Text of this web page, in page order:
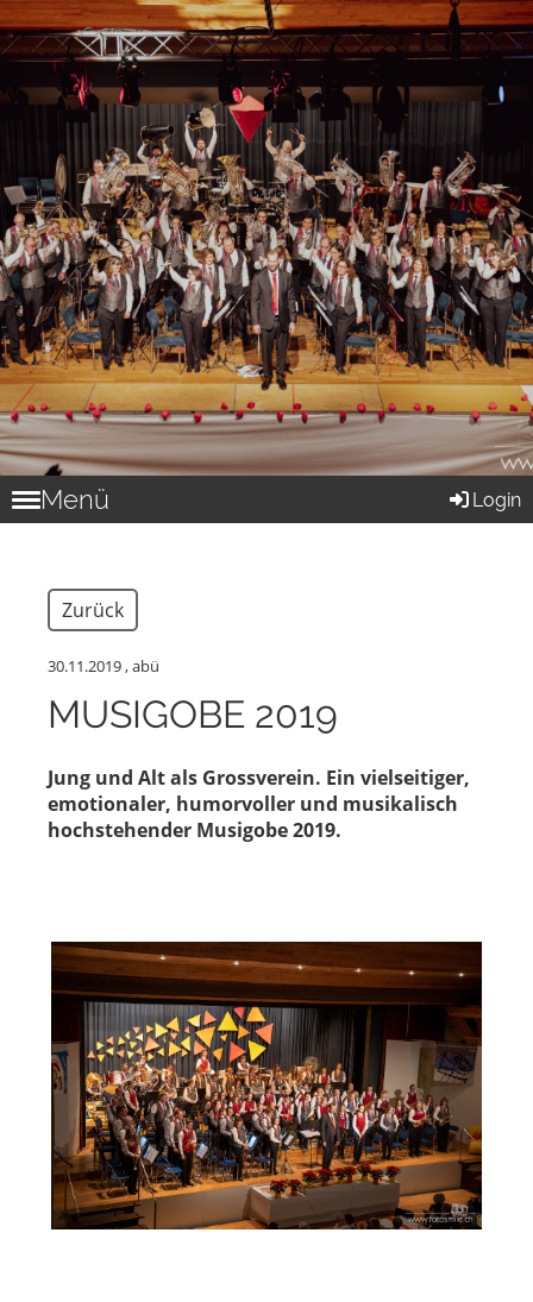
Menü Login
Zurück
30.11.2019, abü
MUSIGOBE 2019
Jung und Alt als Grossverein. Ein vielseitiger,
emotionaler, humorvoller und musikalisch
hochstehender Musigobe 2019.